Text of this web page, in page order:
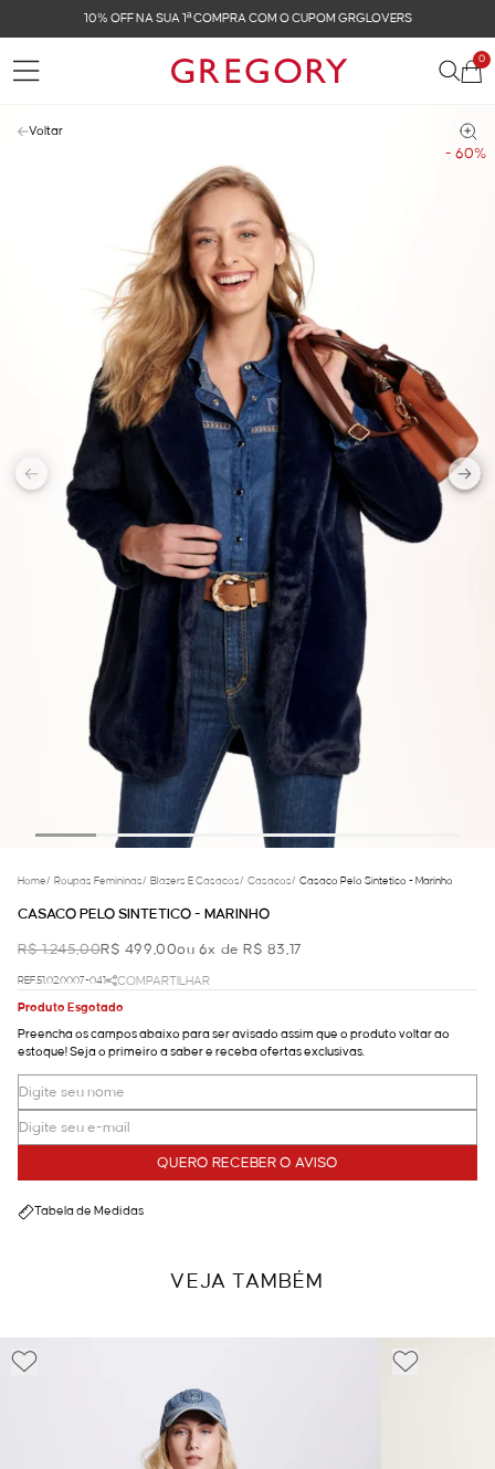
10% OFF NA SUA 1ª COMPRA COM O CUPOM GRGLOVERS
0
- 60%
Voltar
Home/ Roupas Femininas/ Blazers E Casacos/ Casacos/ Casaco Pelo Sintetico - Marinho
CASACO PELO SINTETICO - MARINHO
R$ 1.245,00R$ 499,00ou 6x de R$ 83,17
REF.51.02.0007-041
COMPARTILHAR
Produto Esgotado
Preencha os campos abaixo para ser avisado assim que o produto voltar ao
estoque! Seja o primeiro a saber e receba ofertas exclusivas.
QUERO RECEBER O AVISO
Tabela de Medidas
VEJA TAMBÉM